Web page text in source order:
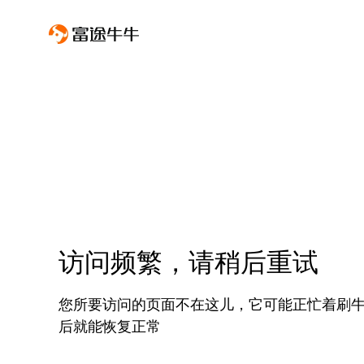
访问频繁，请稍后重试
您所要访问的页面不在这儿，它可能正忙着刷
后就能恢复正常